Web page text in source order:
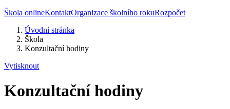
Škola onlineKontaktOrganizace školního rokuRozpočet
Úvodní stránka
Škola
Konzultační hodiny
Vytisknout
Konzultační hodiny